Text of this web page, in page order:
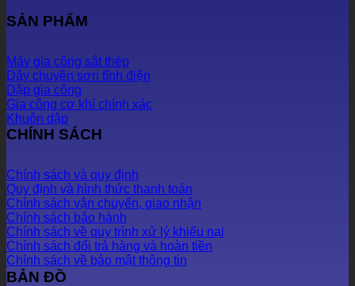
SẢN PHẨM
Máy gia công sắt thép
Dây chuyền sơn tĩnh điện
Dập gia công
Gia công cơ khí chính xác
Khuôn dập
CHÍNH SÁCH
Chính sách và quy định
Quy định và hình thức thanh toán
Chính sách vận chuyển, giao nhận
Chính sách bảo hành
Chính sách về quy trình xử lý khiếu nại
Chính sách đổi trả hàng và hoàn tiền
Chính sách về bảo mật thông tin
BẢN ĐỒ